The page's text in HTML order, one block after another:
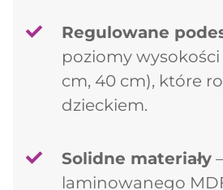
Regulowane
poziomy wysokości
cm, 40 cm), które
dzieckiem.
Solidne materiały
laminowanego